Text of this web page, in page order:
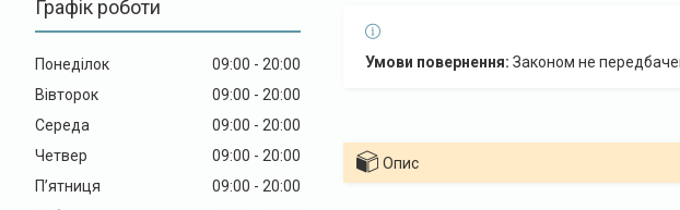
Графік роботи
Понеділок 09:00
20:00
Вівторок
09:00
20:00
Середа
09:00
20:00
Четвер
09:00
20:00
Пʼятниця
09:00
20:00
Законом не
Опис